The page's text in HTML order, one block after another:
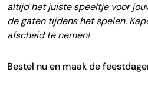
altijd het juiste speeltje voor
de gaten tijdens het spelen.
afscheid te nemen!
Bestel nu en maak de